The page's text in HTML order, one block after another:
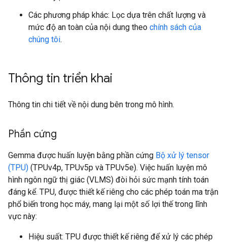
Các phương pháp khác: Lọc dựa trên chất lượng và
mức độ an toàn của nội dung theo chính sách của
chúng tôi.
Thông tin triển khai
Thông tin chi tiết về nội dung bên trong mô hình.
Phần cứng
Gemma được huấn luyện bằng phần cứng Bộ xử lý tensor
(TPU) (TPUv4p, TPUv5p và TPUv5e). Việc huấn luyện mô
hình ngôn ngữ thị giác (VLMS) đòi hỏi sức mạnh tính toán
đáng kể. TPU, được thiết kế riêng cho các phép toán ma trận
phổ biến trong học máy, mang lại một số lợi thế trong lĩnh
vực này:
Hiệu suất: TPU được thiết kế riêng để xử lý các phép